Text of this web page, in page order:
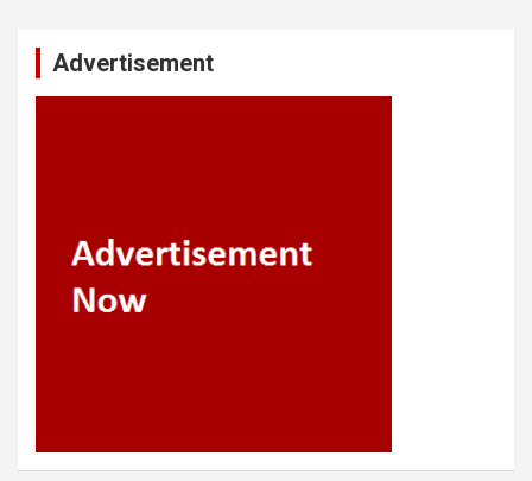
Advertisement